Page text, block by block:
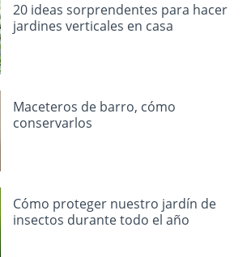
20 ideas sorprendentes para hacer
jardines verticales en casa
Maceteros de barro, cómo
conservarlos
Cómo proteger nuestro jardín de
insectos durante todo el año